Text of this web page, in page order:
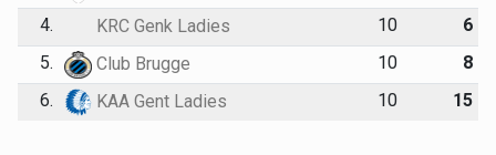
4.
KRC Genk Ladies 10
6
5.
Club Brugge 10
8
6.
KAA Gent Ladies 10 15